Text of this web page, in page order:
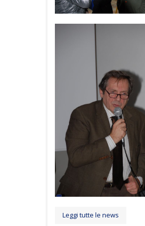
Leggi tutte le news